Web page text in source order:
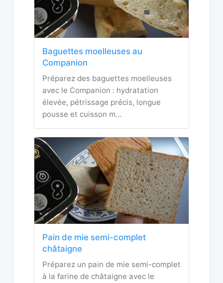
Baguettes moelleuses au
Companion
Préparez des baguettes moelleuses
avec le Companion : hydratation
élevée, pétrissage précis, longue
pousse et cuisson m…
Pain de mie semi-complet
châtaigne
Préparez un pain de mie semi-complet
à la farine de châtaigne avec le